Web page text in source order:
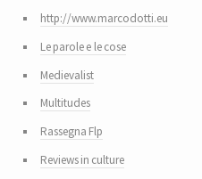
http://www.marcodotti.eu
Le parole e le cose
Medievalist
Multitudes
Rassegna Flp
Reviews in culture